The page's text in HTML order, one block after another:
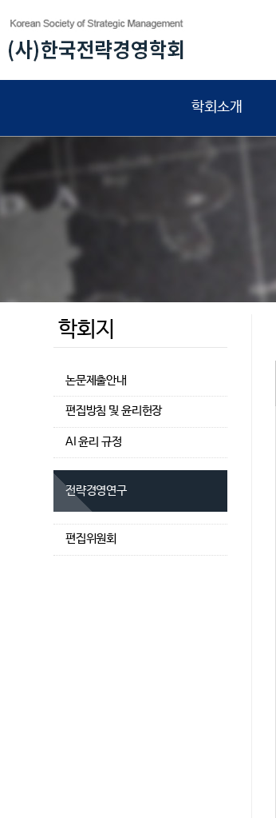
학회소개
학회지
논문제출안내
편집방침 및 윤리헌장
AI 윤리 규정
전략경영연구
편집위원회